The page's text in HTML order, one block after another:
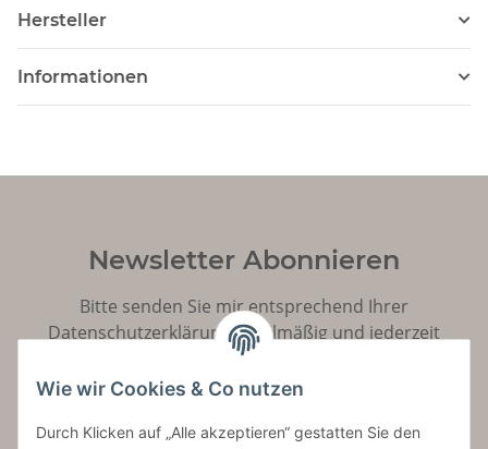
Hersteller
Informationen
Newsletter Abonnieren
Bitte senden Sie mir entsprechend Ihrer
Datenschutzerklärungregelmäßig und jederzeit
widerruflich Informationen zu Ihrem Produktsortiment
per E-Mail zu.
Abonnieren
Wie wir Cookies & Co nutzen
Durch Klicken auf „Alle akzeptieren“ gestatten Sie den